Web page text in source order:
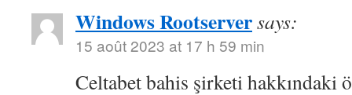
Windows Rootserversays:
15 août 2023 at 17 h 59 min
Celtabet bahis şirketi hakkındaki